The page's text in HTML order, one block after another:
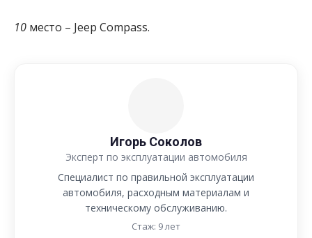
10 место – Jeep Compass.
Игорь Соколов
Эксперт по эксплуатации автомобиля
Специалист по правильной эксплуатации
автомобиля, расходным материалам и
техническому обслуживанию.
Стаж: 9 лет